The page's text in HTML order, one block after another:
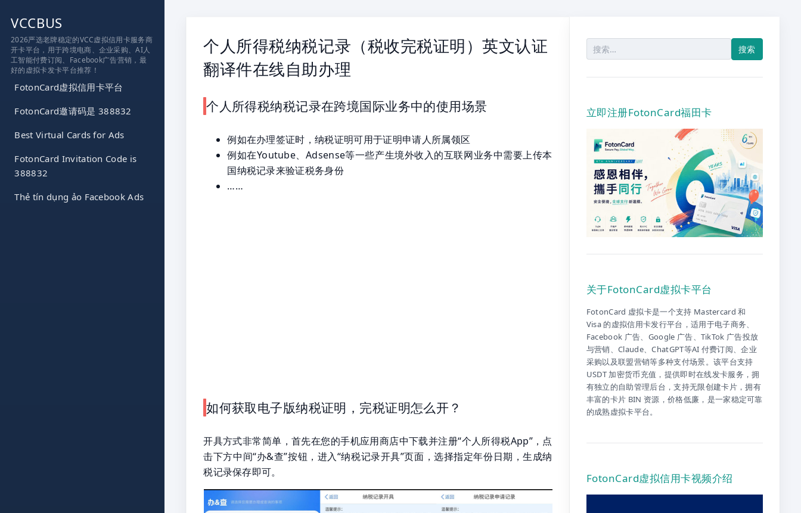
VCCBUS
2026严选老牌稳定的VCC虚拟信用卡服务商
开卡平台，用于跨境电商、企业采购、AI人
工智能付费订阅、Facebook广告营销，最
好的虚拟卡发卡平台推荐！
FotonCard虚拟信用卡平台
FotonCard邀请码是 388832
Best Virtual Cards for Ads
FotonCard Invitation Code is
388832
Thẻ tín dụng ảo Facebook Ads
个人所得税纳税记录（税收完税证明）英文认证
翻译件在线自助办理
个人所得税纳税记录在跨境国际业务中的使用场景
例如在办理签证时，纳税证明可用于证明申请人所属领区
例如在Youtube、Adsense等一些产生境外收入的互联网业务中需要上传本
国纳税记录来验证税务身份
……
如何获取电子版纳税证明，完税证明怎么开？
开具方式非常简单，首先在您的手机应用商店中下载并注册“个人所得税App”，点
击下方中间“办&查”按钮，进入“纳税记录开具”页面，选择指定年份日期，生成纳
税记录保存即可。
索：
立即注册FotonCard福田卡
关于FotonCard虚拟卡平台
FotonCard 虚拟卡是一个支持 Mastercard 和
Visa 的虚拟信用卡发行平台，适用于电子商务、
Facebook 广告、Google 广告、TikTok 广告投放
与营销、Claude、ChatGPT等AI 付费订阅、企业
采购以及联盟营销等多种支付场景。该平台支持
USDT 加密货币充值，提供即时在线发卡服务，拥
有独立的自助管理后台，支持无限创建卡片，拥有
丰富的卡片 BIN 资源，价格低廉，是一家稳定可靠
的成熟虚拟卡平台。
FotonCard虚拟信用卡视频介绍